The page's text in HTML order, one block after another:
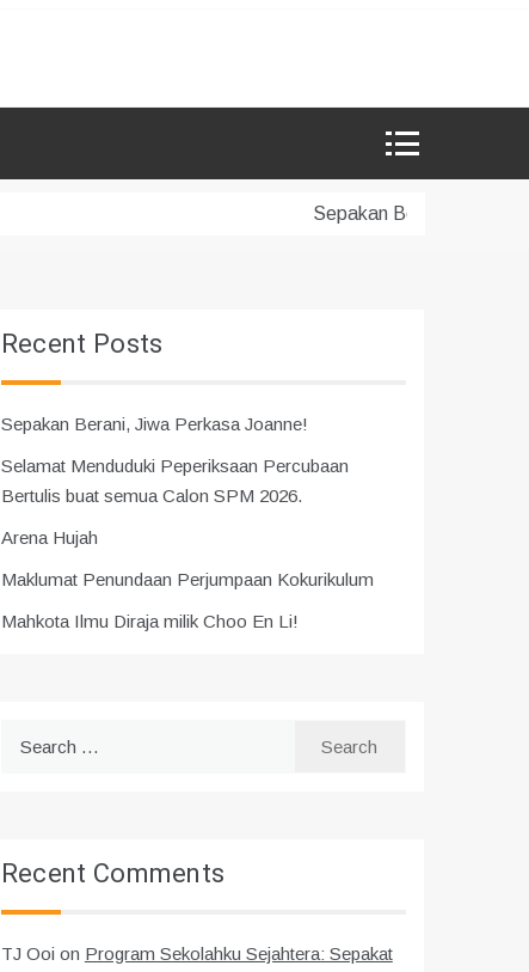
Sepakan Berani, Jiwa
Recent Posts
Sepakan Berani, Jiwa Perkasa Joanne!
Selamat Menduduki Peperiksaan Percubaan
Bertulis buat semua Calon SPM 2026.
Arena Hujah
Maklumat Penundaan Perjumpaan Kokurikulum
Mahkota Ilmu Diraja milik Choo En Li!
Recent Comments
TJ Ooi on Program Sekolahku Sejahtera: Sepakat